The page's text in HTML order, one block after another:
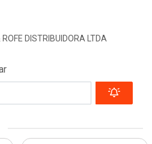
DISTRIBUIDORA LTDA